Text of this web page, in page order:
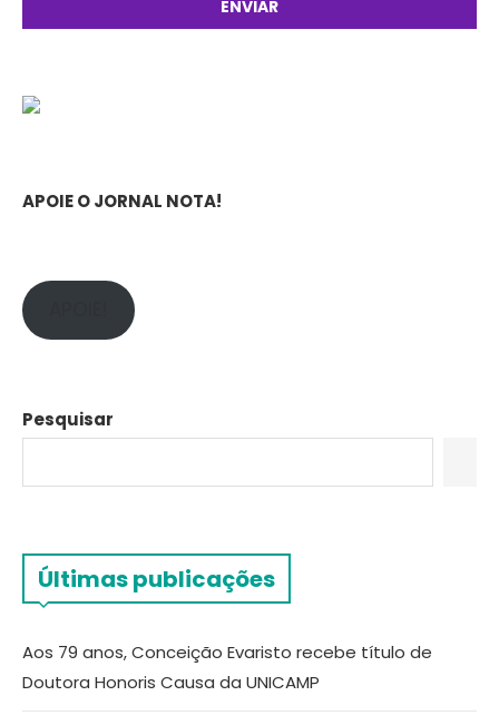
APOIE O JORNAL NOTA!
Pesquisar
Últimas publicações
Aos 79 anos, Conceição Evaristo recebe título de
Doutora Honoris Causa da UNICAMP